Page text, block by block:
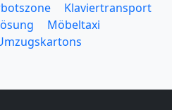
Klaviertransport
Möbeltaxi